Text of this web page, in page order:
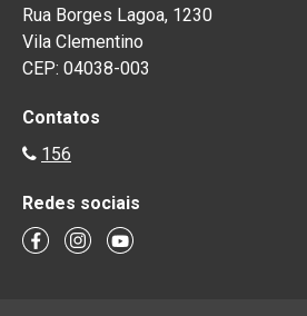
Rua Borges Lagoa, 1230
Vila Clementino
CEP: 04038-003
Contatos
156
Redes sociais